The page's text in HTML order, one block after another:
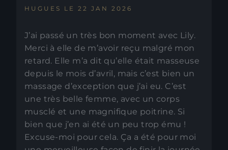
HUGUES LE 22 JAN 2026
J’ai passé un très bon moment avec Lily.
Merci à elle de m’avoir reçu malgré mon
retard. Elle m’a dit qu’elle était masseuse
depuis le mois d’avril, mais c’est bien un
massage d’exception que j’ai eu. C’est
une très belle femme, avec un corps
musclé et une magnifique poitrine. Si
bien que j’en ai été un peu trop ému !
Excuse-moi pour cela. Ça a été pour moi